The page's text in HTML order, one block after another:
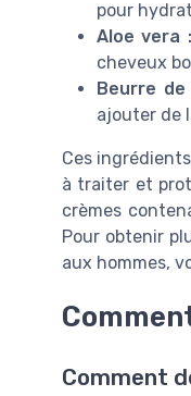
pour
Aloe vera :
cheveux
Beurre
ajouter de
Ces
à traiter et
crèmes
Pour obtenir
aux hommes,
Comment